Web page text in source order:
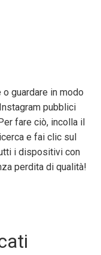
guardare in modo
pubblici
fare ciò, incolla il
e fai clic sul
i dispositivi con
perdita di qualità!